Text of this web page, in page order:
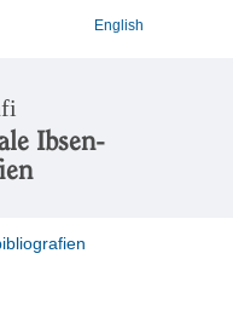
English
Ibsen-